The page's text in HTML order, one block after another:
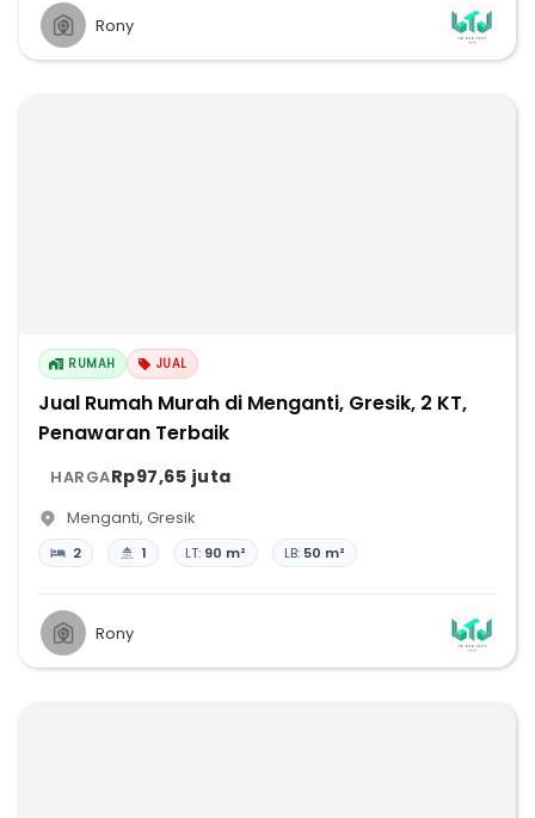
Rony
RUMAH JUAL
Jual Rumah Murah di Menganti, Gresik, 2 KT,
Penawaran Terbaik
HARGARp97,65 juta
Menganti, Gresik
2 1 LT: 90 m² LB: 50 m²
Rony